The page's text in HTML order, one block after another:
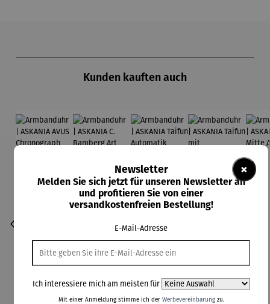
Kunden kauften auch
×
Newsletter
Melden Sie sich jetzt für unseren Newsletter an
und profitieren Sie von einer
versandkostenfreien Bestellung!
E-Mail-Adresse
Ich interessiere mich am meisten für
Mit einer Anmeldung stimme ich der Werbevereinbarungzu.